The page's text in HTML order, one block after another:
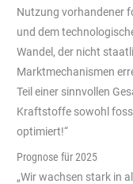
Nutzung vorhandener
und dem
Wandel, der nicht
Marktmechanismen
Teil einer sinnvollen
Kraftstoffe sowohl
optimiert!“
Prognose für 2025
„Wir wachsen stark in